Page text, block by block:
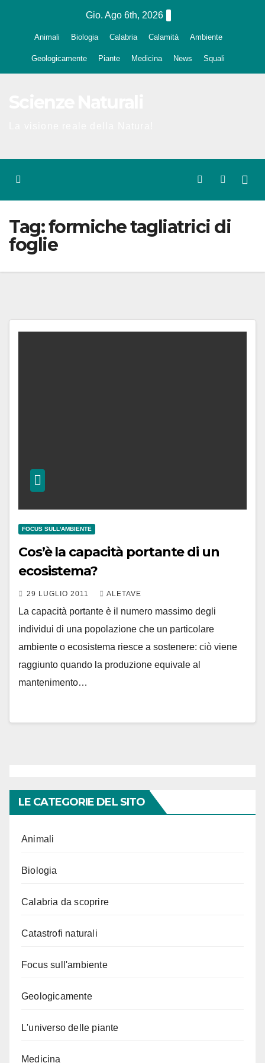
Gio. Ago 6th, 2026
Animali Biologia Calabria Calamità Ambiente
Geologicamente Piante Medicina News Squali
Tag:formiche tagliatrici di
foglie
FOCUS SULL'AMBIENTE
Cos’è la capacità portante di un
ecosistema?
29 LUGLIO 2011 ALETAVE
La capacità portante è il numero massimo degli
individui di una popolazione che un particolare
ambiente o ecosistema riesce a sostenere: ciò viene
raggiunto quando la produzione equivale al
mantenimento…
LE CATEGORIE DEL SITO
Animali
Biologia
Calabria da scoprire
Catastrofi naturali
Focus sull'ambiente
Geologicamente
L'universo delle piante
Medicina